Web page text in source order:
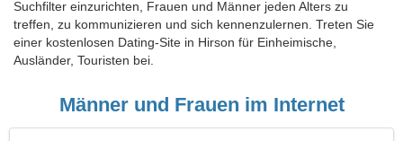
Suchfilter einzurichten, Frauen und Männer jeden Alters zu
treffen, zu kommunizieren und sich kennenzulernen. Treten Sie
einer kostenlosen Dating-Site in Hirson für Einheimische,
Ausländer, Touristen bei.
Männer und Frauen im Internet